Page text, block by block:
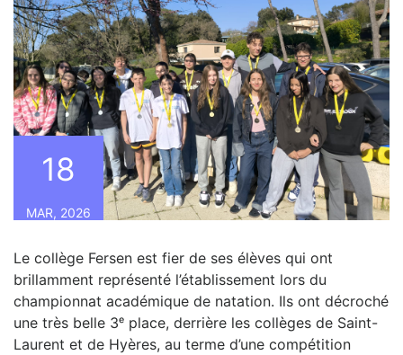
18
MAR, 2026
Le collège Fersen est fier de ses élèves qui ont
brillamment représenté l’établissement lors du
championnat académique de natation. Ils ont décroché
une très belle 3ᵉ place, derrière les collèges de Saint-
Laurent et de Hyères, au terme d’une compétition